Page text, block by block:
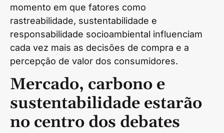
momento em que fatores como
rastreabilidade, sustentabilidade e
responsabilidade socioambiental influenciam
cada vez mais as decisões de compra e a
percepção de valor dos consumidores.
Mercado, carbono e
sustentabilidade estarão
no centro dos debates